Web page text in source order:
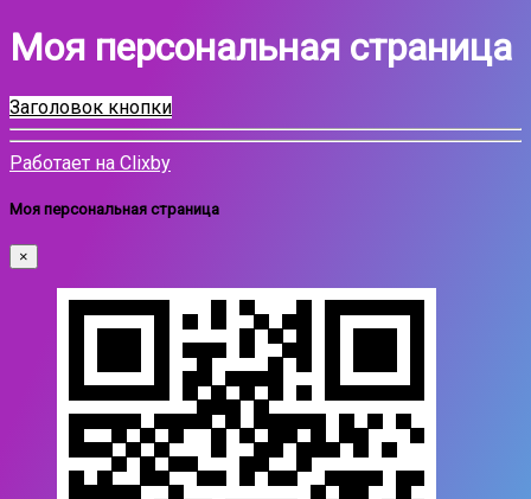
Моя персональная страница
Заголовок кнопки
Работает на Clixby
Моя персональная страница
×